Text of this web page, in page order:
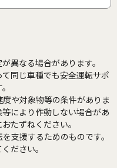
異なる場合があります。
同じ車種でも安全運転サポ
や対象物等の条件がありま
により作動しない場合があ
たずねください。
支援するためのものです。
ださい。